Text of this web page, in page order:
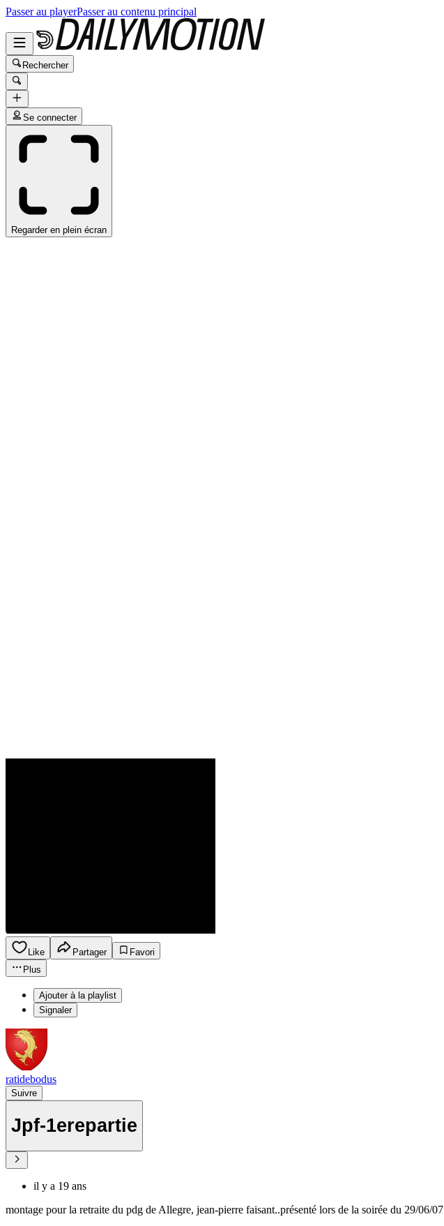
Passer au playerPasser au contenu principal
Rechercher
Se connecter
Regarder en plein écran
Like Partager
Favori
Plus
Ajouter à la playlist
Signaler
ratidebodus
Suivre
Jpf-1erepartie
il y a 19 ans
montage pour la retraite du pdg de Allegre, jean-pierre faisant..présenté lors de la soirée du 29/06/07